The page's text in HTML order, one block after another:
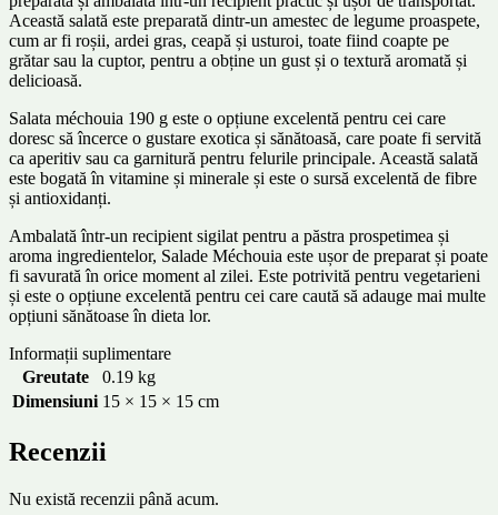
Această salată este preparată dintr-un amestec de legume proaspete,
cum ar fi roșii, ardei gras, ceapă și usturoi, toate fiind coapte pe
grătar sau la cuptor, pentru a obține un gust și o textură aromată și
delicioasă.
Salata méchouia 190 g este o opțiune excelentă pentru cei care
doresc să încerce o gustare exotica și sănătoasă, care poate fi servită
ca aperitiv sau ca garnitură pentru felurile principale. Această salată
este bogată în vitamine și minerale și este o sursă excelentă de fibre
și antioxidanți.
Ambalată într-un recipient sigilat pentru a păstra prospetimea și
aroma ingredientelor, Salade Méchouia este ușor de preparat și poate
fi savurată în orice moment al zilei. Este potrivită pentru vegetarieni
și este o opțiune excelentă pentru cei care caută să adauge mai multe
opțiuni sănătoase în dieta lor.
Informații suplimentare
Greutate
0.19 kg
Dimensiuni 15 × 15 × 15 cm
Recenzii
Nu există recenzii până acum.